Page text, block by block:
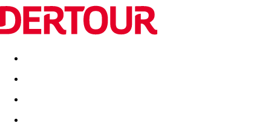
Destinatii Vacanta perfecta OFERTE DE NERATAT